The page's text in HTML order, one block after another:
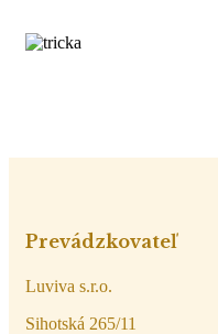
Prevádzkovateľ
Luviva s.r.o.
Sihotská 265/11